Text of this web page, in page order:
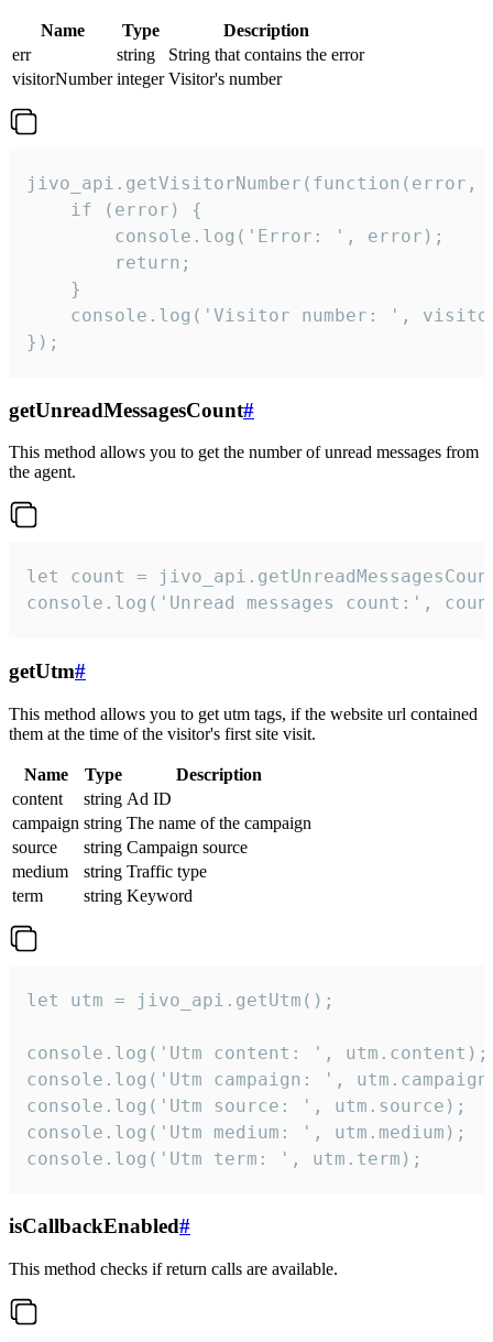
Name Type
Description
err
string
String that contains the error
visitorNumber integer Visitor's number
jivo_api.getVisitorNumber(function(error,
    if (error) {
        console.log('Error: ', error);
        return;
    }
console.log('Visitor number: ',
});
getUnreadMessagesCount#
This method allows you to get the number of unread messages from
the agent.
let count =
console.log('Unread messages count:',
getUtm#
This method allows you to get utm tags, if the website url contained
them at the time of the visitor's first site visit.
Name Type
Description
content
string Ad ID
campaign string The name of the campaign
source
string Campaign source
medium
string Traffic type
term
string Keyword
let utm = jivo_api.getUtm();
console.log('Utm content: ', utm.content);
console.log('Utm campaign: ',
console.log('Utm source: ', utm.source);
console.log('Utm medium: ', utm.medium);
console.log('Utm term: ', utm.term);
isCallbackEnabled#
This method checks if return calls are available.